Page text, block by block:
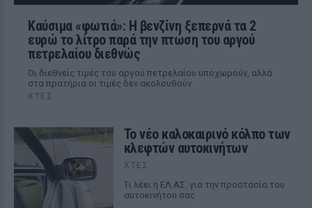
Καύσιμα «φωτιά»: Η βενζίνη ξεπερνά τα 2
ευρώ το λίτρο παρά την πτώση του αργού
πετρελαίου διεθνώς
Οι διεθνείς τιμές του αργού πετρελαίου υποχωρούν, αλλά
στα πρατήρια οι τιμές δεν ακολουθούν
ΧΤΕΣ
Το νέο καλοκαιρινό κόλπο των
κλεφτών αυτοκινήτων
ΧΤΕΣ
Tι λέει η ΕΛ.ΑΣ. για την προστασία του
αυτοκινήτου σας